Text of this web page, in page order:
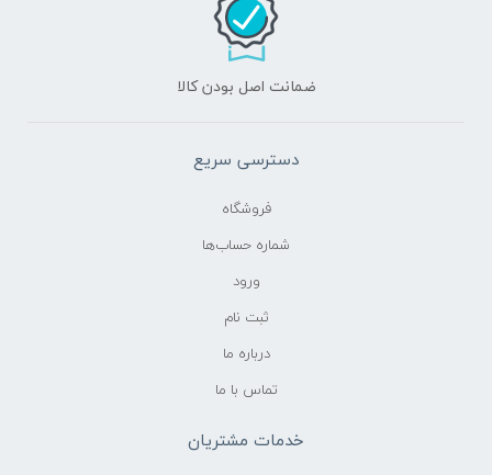
ضمانت اصل بودن کالا
دسترسی سریع
فروشگاه
شماره حساب‌ها
ورود
ثبت نام
درباره ما
تماس با ما
خدمات مشتریان